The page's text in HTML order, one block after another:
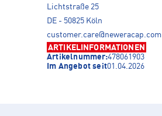
Lichtstraße 25
DE - 50825 Köln
customer.care@neweracap.com
ARTIKELINFORMATIONEN
Artikelnummer:478061903
Im Angebot seit01.04.2026